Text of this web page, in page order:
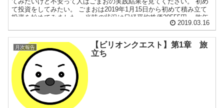
て投資をしてみたい。 ごまおは2019年1月15日から初めて積み立て
投資を始めてみました。 当時の状況は日経平均株価20555円。 昨年
末の大幅下落から大きく戻している状況でした 素人が初めて投資を
ら必要なの？ 元手は50万円から始めてみました。金額はご自身の状
況に合わせて変えてください。 ご自身の元手を100万円にした場合
は、ごまおより儲けは2倍になります。25万円の場合は1/2になりま
す。ご自身に置き換えてイメージしてください。 いくらくらい積み
立てるの？ ...
2019.03.16
月次報告
【ビリオンクエスト】第1章 旅
立ち